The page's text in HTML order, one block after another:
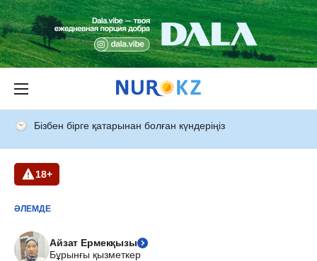
Бізбен бірге қатарынан болған күндеріңіз
18+
ӘЛЕМДЕ
Айзат Ермекқызы
Бұрынғы қызметкер